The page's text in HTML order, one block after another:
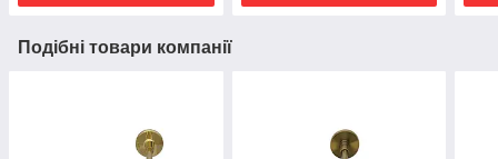
Подібні товари компанії